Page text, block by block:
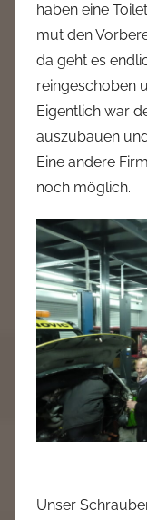
haben eine
mut den
da geht es
reingeschoben
Eigentlich war
auszubauen
Eine andere
noch möglich.
Unser